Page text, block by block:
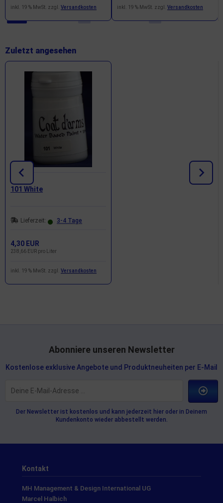
inkl. 19 % MwSt. zzgl. Versandkosten inkl. 19 % MwSt. zzgl. Versandkosten
Zuletzt angesehen
101 White
Lieferzeit: 3-4 Tage
4,30 EUR
238,66 EUR pro Liter
inkl. 19 % MwSt. zzgl. Versandkosten
Abonniere unseren Newsletter
Kostenlose exklusive Angebote und Produktneuheiten per E-Mail
Der Newsletter ist kostenlos und kann jederzeit hier oder in Deinem
Kundenkonto wieder abbestellt werden.
Kontakt
MH Management & Design International UG
Marcel Halbich